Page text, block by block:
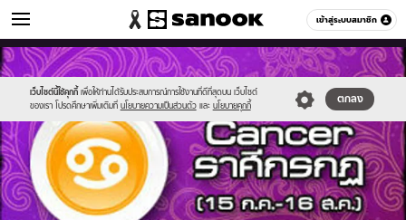
เข้าสู่ระบบสมาชิก
ดูดวง หมวดอื่นๆ
เว็บไซต์นี้ใช้คุกกี้ เพื่อให้ท่านได้รับประสบการณ์การใช้งานที่ดีที่สุดบน เว็บไซต์
ของเรา โปรดศึกษาเพิ่มเติมที่ นโยบายความเป็นส่วนตัว และ นโยบายคุกกี้
ตกลง
Sanook
//s.isanook.com/sr/0/images/logo-
new-
sanook.png
600
60
//s.isanook.com/ho/0/ud/8/42249/7cancer.jpg